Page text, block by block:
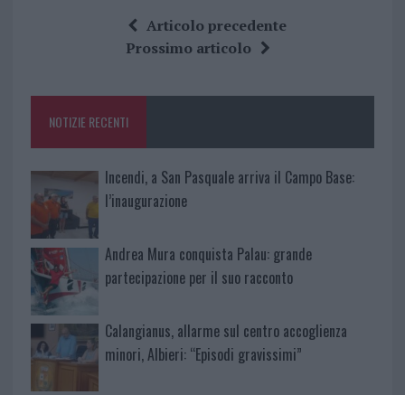
o
k
te
re
at
s
p
a
re
Articolo precedente
Prossimo articolo
NOTIZIE RECENTI
Incendi, a San Pasquale arriva il Campo Base:
l’inaugurazione
Andrea Mura conquista Palau: grande
partecipazione per il suo racconto
Calangianus, allarme sul centro accoglienza
minori, Albieri: “Episodi gravissimi”